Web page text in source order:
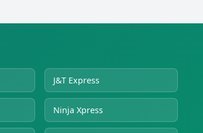
J&T Express
Ninja Xpress